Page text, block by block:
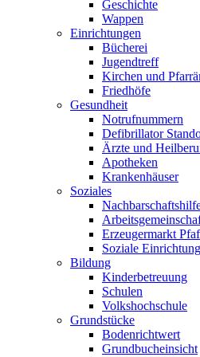
Geschichte
Wappen
Einrichtungen
Bücherei
Jugendtreff
Kirchen und
Friedhöfe
Gesundheit
Notrufnummern
Defibrillator
Ärzte und
Apotheken
Krankenhäuser
Soziales
Erzeugermarkt
Soziale
Bildung
Kinderbetreuung
Schulen
Volkshochschule
Grundstücke
Bodenrichtwert
Grundbucheinsicht